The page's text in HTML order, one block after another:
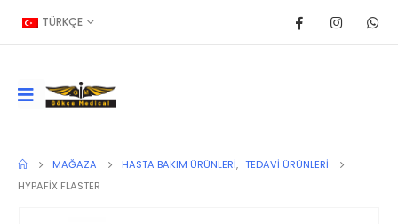
TÜRKÇE
MAĞAZA HASTA BAKIM ÜRÜNLERI, TEDAVI ÜRÜNLERI
HYPAFİX FLASTER